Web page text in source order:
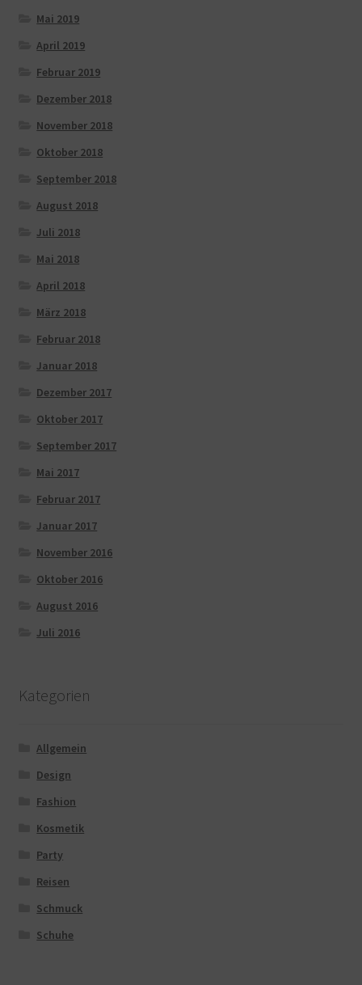
Mai 2019
April 2019
Februar 2019
Dezember 2018
November 2018
Oktober 2018
September 2018
August 2018
Juli 2018
Mai 2018
April 2018
März 2018
Februar 2018
Januar 2018
Dezember 2017
Oktober 2017
September 2017
Mai 2017
Februar 2017
Januar 2017
November 2016
Oktober 2016
August 2016
Juli 2016
Kategorien
Allgemein
Design
Fashion
Kosmetik
Party
Reisen
Schmuck
Schuhe